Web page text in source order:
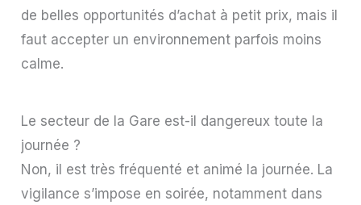
de belles opportunités d’achat à petit prix, mais il
faut accepter un environnement parfois moins
calme.
Le secteur de la Gare est-il dangereux toute la
journée ?
Non, il est très fréquenté et animé la journée. La
vigilance s’impose en soirée, notamment dans